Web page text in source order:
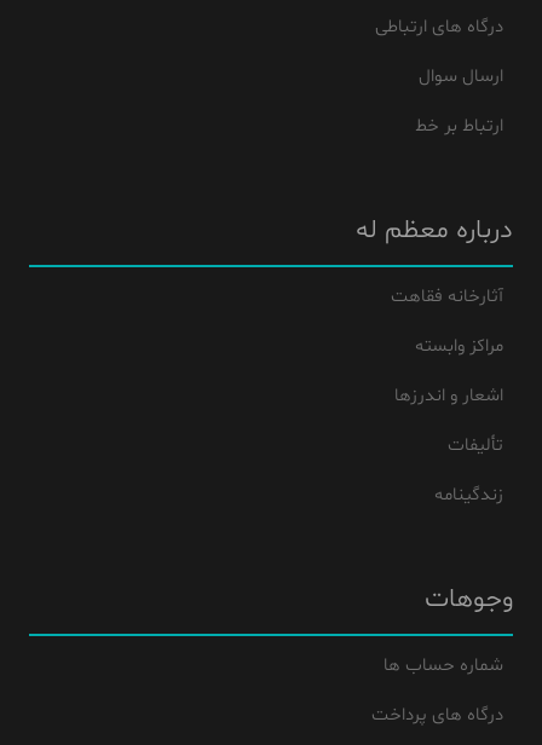
درگاه های ارتباطی
ارسال سوال
ارتباط بر خط
درباره معظم له
آثارخانه فقاهت
مراکز وابسته
اشعار و اندرزها
تألیفات
زندگینامه
وجوهات
شماره حساب ها
درگاه های پرداخت